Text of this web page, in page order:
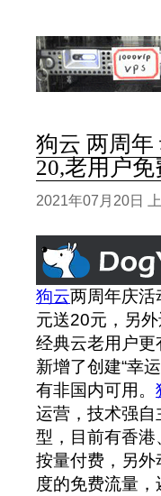
狗云 两周年
20,老用户免
2021年07月20日
狗云两周年庆活
元送20元，另
经典云老用户
新增了创建“幸
有非国内可用。
运营，技术强
型，目前有香
按量付费，另
度的免费流量